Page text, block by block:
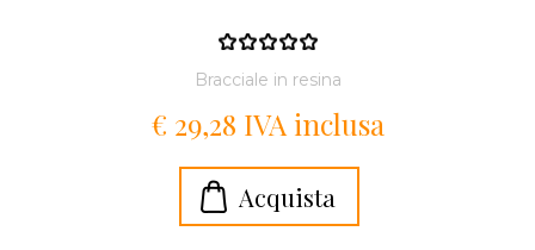
Bracciale in resina
€ 29,28 IVA inclusa